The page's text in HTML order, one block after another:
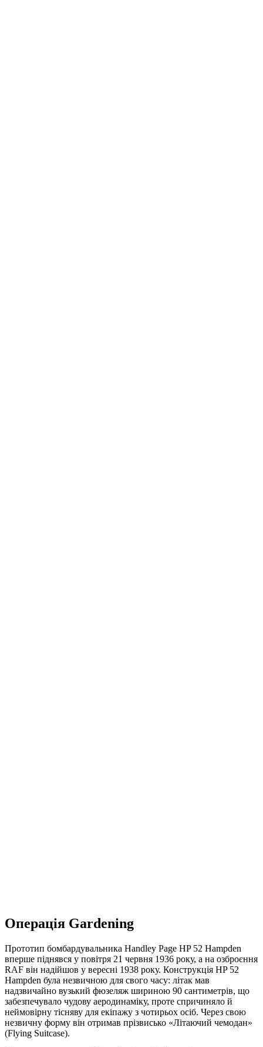
Операція Gardening
Прототип бомбардувальника Handley Page HP 52 Hampden
вперше піднявся у повітря 21 червня 1936 року, а на озброєння
RAF він надійшов у вересні 1938 року. Конструкція HP 52
Hampden була незвичною для свого часу: літак мав
надзвичайно вузький фюзеляж шириною 90 сантиметрів, що
забезпечувало чудову аеродинаміку, проте спричиняло й
неймовірну тісняву для екіпажу з чотирьох осіб. Через свою
незвичну форму він отримав прізвисько «Літаючий чемодан»
(Flying Suitcase).